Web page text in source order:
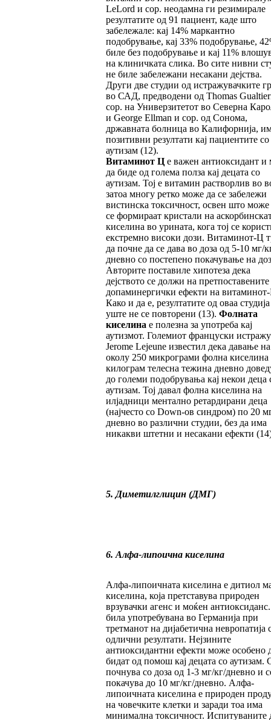
LeLord и сор. неодамна ги резимирале
резултатите од 91 пациент, каде што
забележале: кај 14% маркантно
подобрување, кај 33% подобрување,
биле без подобрување и кај 11%
на клиничката слика. Во сите нивни
не биле забележани несакани дејства.
Други две студии од истражувачките
во САД, предводени од Thomas
сор. на Универзитетот во Северна
и George Ellman и сор. од Сонома,
државната болница во Калифорнија,
позитивни резултати кај пациентите со
аутизам (12).
Витаминот Це важен антиоксидант и
да биде од голема полза кај децата со
аутизам. Тој е витамин растворлив во
затоа многу ретко може да се забележи
вистинска токсичност, освен што може
се формираат кристали на
киселина во урината, кога тој се
екстремно високи дози. Витаминот-Ц
да почне да се дава во доза од 5-10 мг/
дневно со постепено покачување на
Авторите поставиле хипотеза дека
дејството се должи на претпоставените
допаминергички ефекти на
Како и да е, резултатите од оваа студија
уште не се повторени (13). Фолната
киселина е полезна за употреба кај
аутизмот. Големиот француски
Jerome Lejeune известил дека давање на
околу 250 микрограми фолна киселина
килограм телесна тежина дневно
до големи подобрувања кај некои деца
аутизам. Тој давал фолна киселина на
илјадници ментално ретардирани деца
(најчесто со Down-ов синдром) по 20
дневно во различни студии, без да има
никакви штетни и несакани ефекти
5. Диметилглицин (ДМГ)
6. Алфа-липоична киселина
Алфа-липоичната киселина е дитиол
киселина, која претставува природен
врзувачки агенс и моќен
била употребувана во Германија при
третманот на дијабетична невропатија
одлични резултати. Нејзините
антиоксидантни ефекти може особено
бидат од помош кај децата со аутизам.
почнува со доза од 1-3 мг/кг/дневно и
покачува до 10 мг/кг/дневно. Алфа-
липоичната киселина е природен
на човечките клетки и заради тоа има
минимална токсичност. Испитуваните